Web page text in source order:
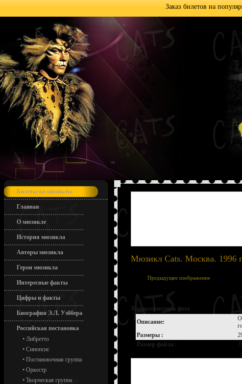
Заказ билетов на
Билеты на мюзиклы
Главная
О мюзикле
История мюзикла
Авторы мюзикла
Герои мюзикла
Интересные факты
Цифры и факты
Биография Э.Л. Уэббера
Российская постановка
• Либретто
• Синопсис
• Постановочная группа
• Оркестр
• Творческая группа
Мюзикл Cats. Москва. 1996
Предыдущее изображение
Характеристики фото
Описание:
Размеры :
Размер файла :